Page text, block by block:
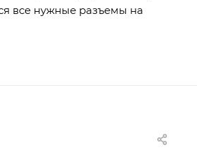
все нужные разъемы на